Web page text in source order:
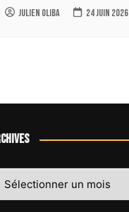
Julien Oliba 24 juin 2026